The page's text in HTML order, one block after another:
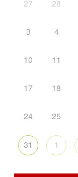
27 28
3 4
10 11
17 18
24 25
31 1